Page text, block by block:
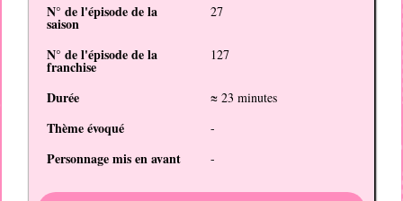
N° de l'épisode de la
saison
27
N° de l'épisode de la
franchise
127
Durée ≈ 23 minutes
Thème évoqué -
Personnage mis en avant -